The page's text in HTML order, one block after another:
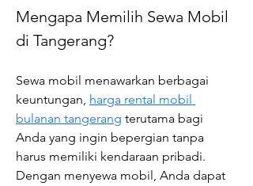
Mengapa Memilih Sewa Mobil
di Tangerang?
Sewa mobil menawarkan berbagai
keuntungan, harga rental mobil
bulanan tangerang terutama bagi
Anda yang ingin bepergian tanpa
harus memiliki kendaraan pribadi.
Dengan menyewa mobil, Anda dapat